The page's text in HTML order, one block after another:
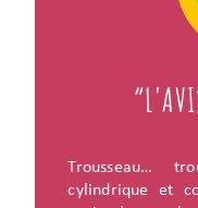
Trousseau…
cylindrique et